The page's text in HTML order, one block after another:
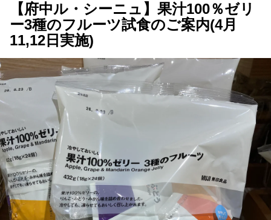
【府中ル・シーニュ】果汁100％ゼリ
ー3種のフルーツ試食のご案内(4月
11,12日実施)